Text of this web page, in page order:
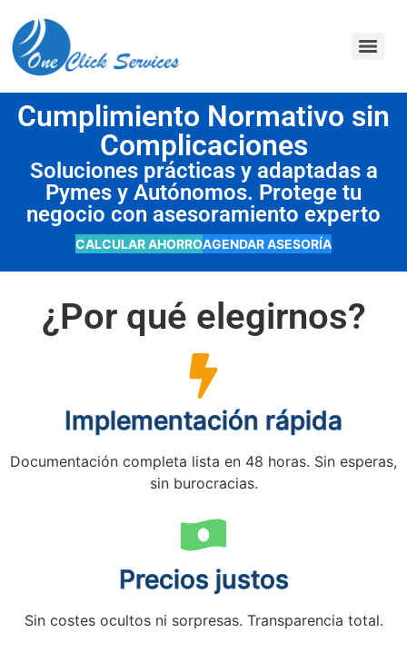
Cumplimiento Normativo sin
Complicaciones
Soluciones prácticas y adaptadas a
Pymes y Autónomos. Protege tu
negocio con asesoramiento experto
CALCULAR AHORROAGENDAR ASESORÍA
¿Por qué elegirnos?
Implementación rápida
Documentación completa lista en 48 horas. Sin esperas,
sin burocracias.
Precios justos
Sin costes ocultos ni sorpresas. Transparencia total.